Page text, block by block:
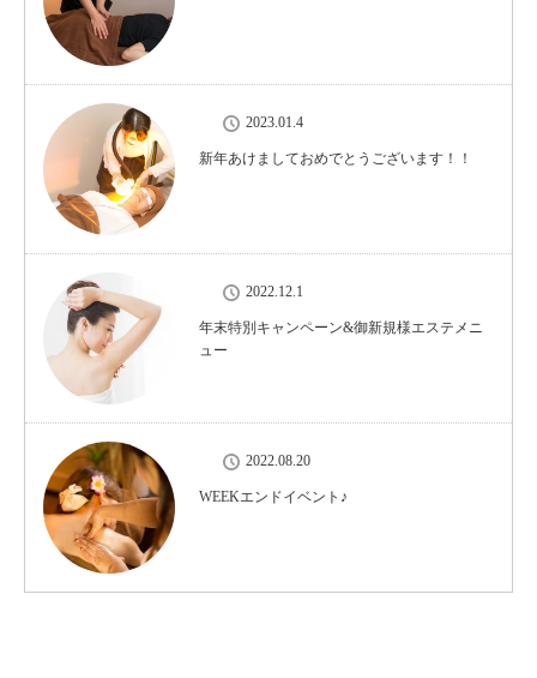
2023.01.4
新年あけましておめでとうございます！！
2022.12.1
年末特別キャンペーン&御新規様エステメニ
ュー
2022.08.20
WEEKエンドイベント♪